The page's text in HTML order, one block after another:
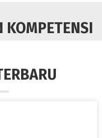
KOMPETENSI